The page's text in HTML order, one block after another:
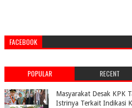
FACEBOOK
POPULAR RECENT
Masyarakat Desak KPK
Istrinya Terkait Indikasi